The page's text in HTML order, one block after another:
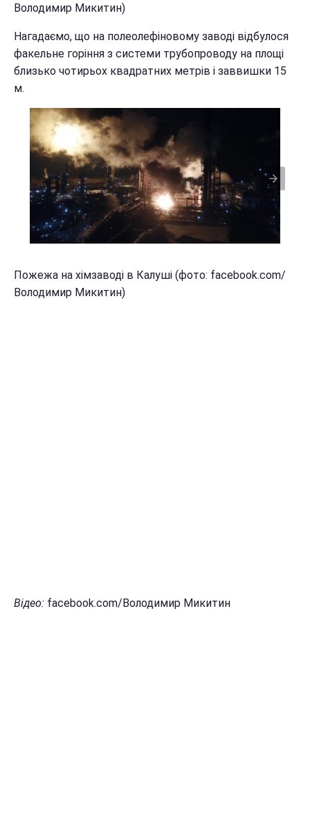
Володимир Микитин)
Нагадаємо, що на полеолефіновому заводі відбулося
факельне горіння з системи трубопроводу на площі
близько чотирьох квадратних метрів і заввишки 15
м.
Пожежа на хімзаводі в Калуші (фото: facebook.com/
Володимир Микитин)
Відео: facebook.com/Володимир Микитин